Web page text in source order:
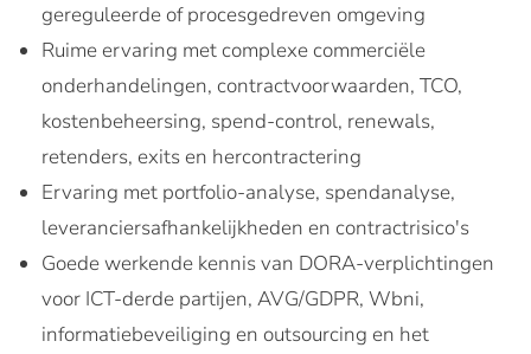
gereguleerde of procesgedreven omgeving
Ruime ervaring met complexe commerciële
onderhandelingen, contractvoorwaarden, TCO,
kostenbeheersing, spend-control, renewals,
retenders, exits en hercontractering
Ervaring met portfolio-analyse, spendanalyse,
leveranciersafhankelijkheden en contractrisico's
Goede werkende kennis van DORA-verplichtingen
voor ICT-derde partijen, AVG/GDPR, Wbni,
informatiebeveiliging en outsourcing en het